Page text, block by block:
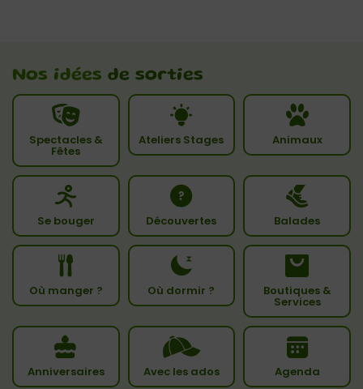
Nos idées de sorties
Spectacles &
Fêtes
Ateliers Stages Animaux
Se bouger Découvertes Balades
Où manger ? Où dormir ? Boutiques &
Services
Anniversaires Avec les ados Agenda